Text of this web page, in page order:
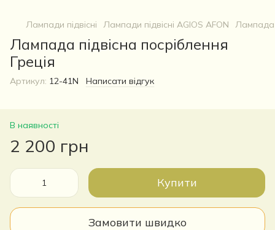
Лампади підвісні Лампади підвісні AGIOS AFON Лампада
Лампада підвісна посріблення
Греція
Артикул: 12-41N Написати відгук
В наявності
2 200 грн
Купити
Замовити швидко